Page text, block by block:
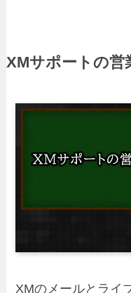
XMサポートの営
XMのメールとライ